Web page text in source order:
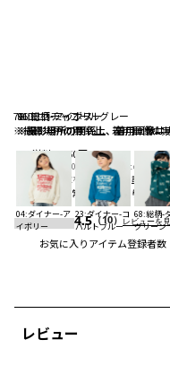
78:ロゴ-チャコールグレー
※撮影場所の関係上、着用画像は
86:ロゴ-ミックス
※撮影場所の関係上、着用画像は
91:総柄-アイボリー
※撮影場所の関係上、着用画像は
04:ダイナー-ア
イボリー
23:ダイナー-コ
バルトブルー
68:総柄-
グリーン
レビュー
送料：660円
※合計6,600円（税込）以上の購入で
※店頭受取なら
送料無料 詳細
配送： 通常、ご注文より1～5
4.5（10）レビューを
お気に入りアイテム登録者数